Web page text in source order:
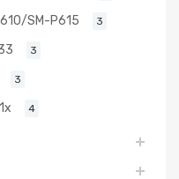
SM-P615 3
3
3
4